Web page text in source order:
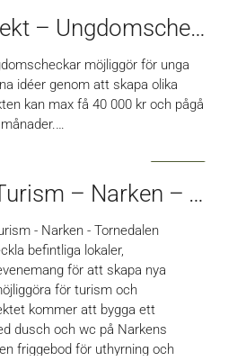
Paraplyprojekt – Ungdomscheckar
möjliggör för unga
idéer genom att skapa olika
kan max få 40 000 kr och pågå
Färdvägar Turism – Narken – Tornedalen
- Narken - Tornedalen
befintliga lokaler,
för att skapa nya
för turism och
kommer att bygga ett
dusch och wc på Narkens
friggebod för uthyrning och